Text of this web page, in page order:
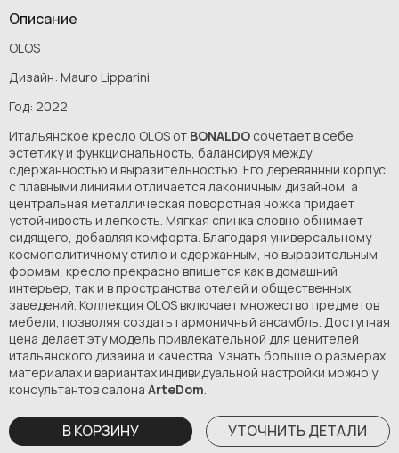
Описание
OLOS
Дизайн: Mauro Lipparini
Год: 2022
Итальянское кресло OLOS от BONALDO сочетает в себе
эстетику и функциональность, балансируя между
сдержанностью и выразительностью. Его деревянный корпус
с плавными линиями отличается лаконичным дизайном, а
центральная металлическая поворотная ножка придает
устойчивость и легкость. Мягкая спинка словно обнимает
сидящего, добавляя комфорта. Благодаря универсальному
космополитичному стилю и сдержанным, но выразительным
формам, кресло прекрасно впишется как в домашний
интерьер, так и в пространства отелей и общественных
заведений. Коллекция OLOS включает множество предметов
мебели, позволяя создать гармоничный ансамбль. Доступная
цена делает эту модель привлекательной для ценителей
итальянского дизайна и качества. Узнать больше о размерах,
материалах и вариантах индивидуальной настройки можно у
консультантов салона ArteDom.
В КОРЗИНУ УТОЧНИТЬ ДЕТАЛИ